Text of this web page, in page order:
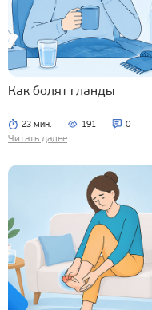
Как болят гланды
23 мин. 191 0
Читать далее